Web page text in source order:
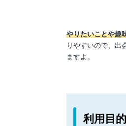
やりたいことや趣
りやすいので、出
ますよ。
利用目